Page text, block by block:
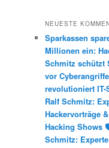
NEUESTE
Sparkassen
Millionen ein:
Schmitz schützt
vor
revolutioniert IT-
Ralf Schmitz:
Hackervorträge
Hacking Shows
Schmitz: